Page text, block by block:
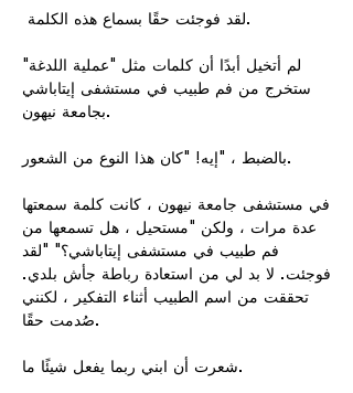
​ لقد فوجئت حقًا بسماع هذه الكلمة.
لم أتخيل أبدًا أن كلمات مثل "عملية اللدغة"
ستخرج من فم طبيب في مستشفى إيتاباشي
بجامعة نيهون.
بالضبط ، "إيه! "كان هذا النوع من الشعور.​
في مستشفى جامعة نيهون ، كانت كلمة سمعتها
عدة مرات ، ولكن "مستحيل ، هل تسمعها من
فم طبيب في مستشفى إيتاباشي؟" "لقد
فوجئت.​ لا بد لي من استعادة رباطة جأش بلدي.
تحققت من اسم الطبيب أثناء التفكير ، لكنني
صُدمت حقًا.
شعرت أن ابني ربما يفعل شيئًا ما.​